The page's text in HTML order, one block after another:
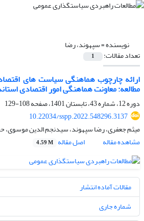
نویسنده =سپهوند، رضا
تعداد مقالات: 1
ارائه چارچوب هماهنگی سیاست های
مطالعه: معاونت هماهنگی امور اقتصادی
دوره 12، شماره 43، تابستان 1401، صفحه
108-129
10.22034/sspp.2022.548296.3137
میثم جعفری، رضا سپهوند، سیدنجم الدین
مشاهده مقاله
اصل مقاله 4.59 M
مقالات آماده انتشار
شماره جاری